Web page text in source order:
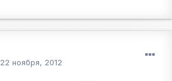
22 ноября, 2012